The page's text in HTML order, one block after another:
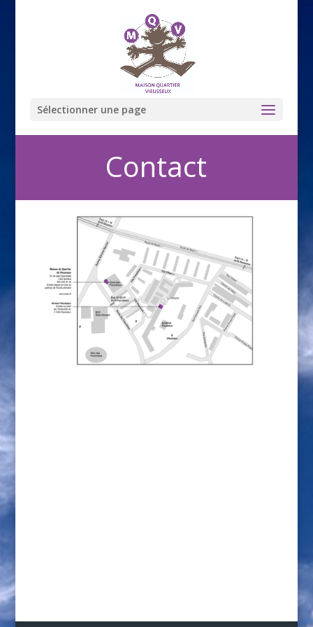
Sélectionner une page
Contact